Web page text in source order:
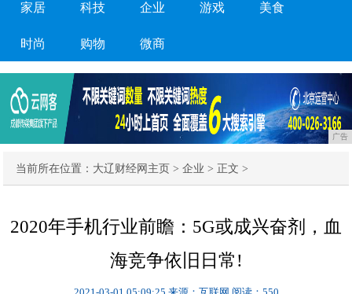
家居 科技 企业 游戏 美食
时尚 购物 微商
广告
当前所在位置： 大辽财经网主页 >企业 > 正文 >
2020年手机行业前瞻：5G或成兴奋剂，血
海竞争依旧日常!